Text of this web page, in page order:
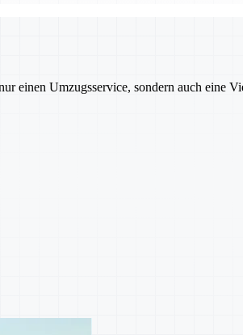
einen Umzugsservice, sondern auch eine